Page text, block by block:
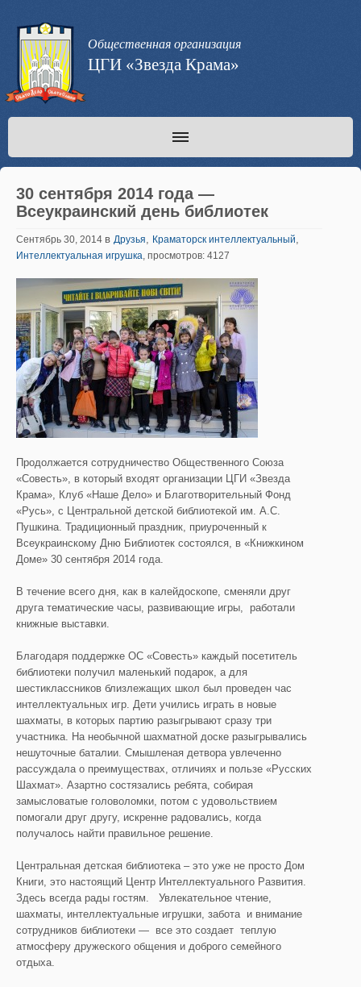
Общественная организация
ЦГИ «Звезда Крама»
30 сентября 2014 года —
Всеукраинский день библиотек
Сентябрь 30, 2014 в Друзья, Краматорск интеллектуальный,
Интеллектуальная игрушка, просмотров: 4127
Продолжается сотрудничество Общественного Союза
«Совесть», в который входят организации ЦГИ «Звезда
Крама», Клуб «Наше Дело» и Благотворительный Фонд
«Русь», с Центральной детской библиотекой им. А.С.
Пушкина. Традиционный праздник, приуроченный к
Всеукраинскому Дню Библиотек состоялся, в «Книжкином
Доме» 30 сентября 2014 года.
В течение всего дня, как в калейдоскопе, сменяли друг
друга тематические часы, развивающие игры, работали
книжные выставки.
Благодаря поддержке ОС «Совесть» каждый посетитель
библиотеки получил маленький подарок, а для
шестиклассников близлежащих школ был проведен час
интеллектуальных игр. Дети учились играть в новые
шахматы, в которых партию разыгрывают сразу три
участника. На необычной шахматной доске разыгрывались
нешуточные баталии. Смышленая детвора увлеченно
рассуждала о преимуществах, отличиях и пользе «Русских
Шахмат». Азартно состязались ребята, собирая
замысловатые головоломки, потом с удовольствием
помогали друг другу, искренне радовались, когда
получалось найти правильное решение.
Центральная детская библиотека – это уже не просто Дом
Книги, это настоящий Центр Интеллектуального Развития.
Здесь всегда рады гостям. Увлекательное чтение,
шахматы, интеллектуальные игрушки, забота и внимание
сотрудников библиотеки — все это создает теплую
атмосферу дружеского общения и доброго семейного
отдыха.